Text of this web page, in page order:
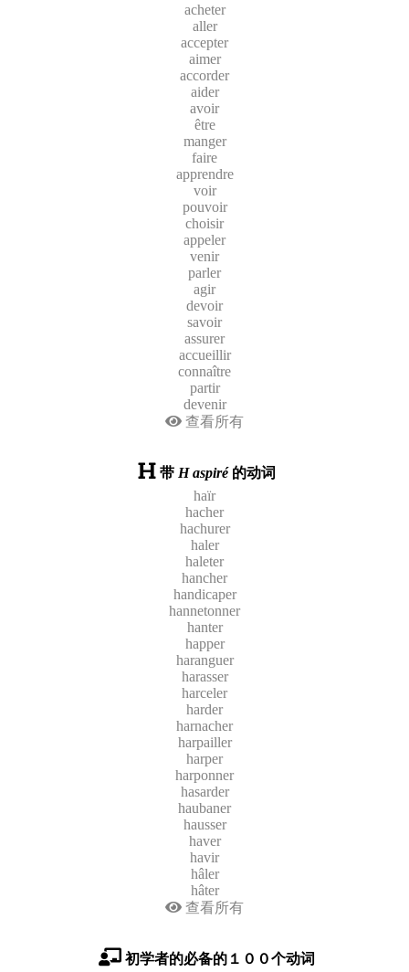
acheter
aller
accepter
aimer
accorder
aider
avoir
être
manger
faire
apprendre
voir
pouvoir
choisir
appeler
venir
parler
agir
devoir
savoir
assurer
accueillir
connaître
partir
devenir
查看所有
带 H aspiré的动词
haïr
hacher
hachurer
haler
haleter
hancher
handicaper
hannetonner
hanter
happer
haranguer
harasser
harceler
harder
harnacher
harpailler
harper
harponner
hasarder
haubaner
hausser
haver
havir
hâler
hâter
查看所有
初学者的必备的１００个动词